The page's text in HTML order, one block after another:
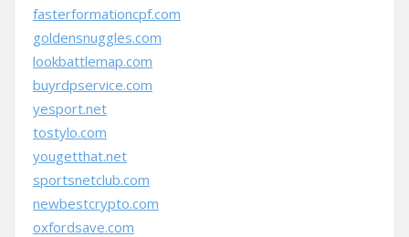
fasterformationcpf.com
goldensnuggles.com
lookbattlemap.com
buyrdpservice.com
yesport.net
tostylo.com
yougetthat.net
sportsnetclub.com
newbestcrypto.com
oxfordsave.com